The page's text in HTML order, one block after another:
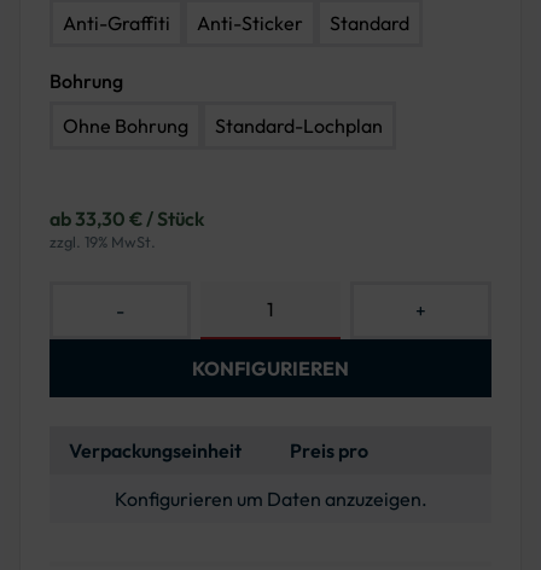
Anti-Graffiti
Anti-Sticker Standard
Bohrung
Ohne Bohrung
Standard-Lochplan
ab 33,30 € / Stück
zzgl. 19% MwSt.
- +
KONFIGURIEREN
Verpackungseinheit
Preis pro
Konfigurieren um Daten anzuzeigen.